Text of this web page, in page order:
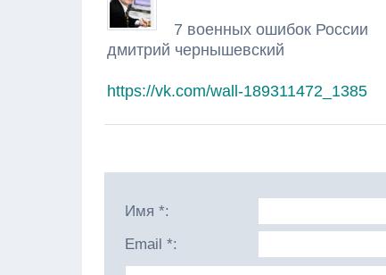
7 военных ошибок России
дмитрий чернышевский
https://vk.com/wall-189311472_1385
Имя *:
Email *: